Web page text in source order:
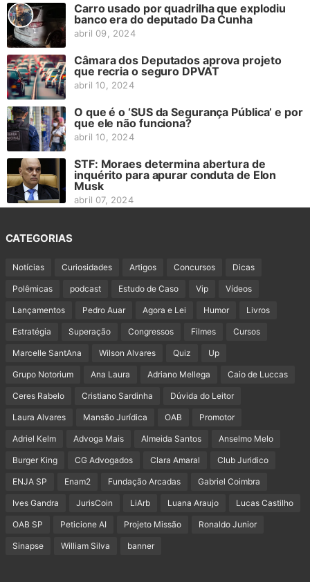
Carro usado por quadrilha que explodiu
banco era do deputado Da Cunha
abril 09, 2024
Câmara dos Deputados aprova projeto
que recria o seguro DPVAT
abril 10, 2024
O que é o ‘SUS da Segurança Pública’ e por
que ele não funciona?
abril 10, 2024
STF: Moraes determina abertura de
inquérito para apurar conduta de Elon
Musk
abril 07, 2024
CATEGORIAS
Notícias Curiosidades Artigos Concursos Dicas
Polêmicas podcast Estudo de Caso Vip Vídeos
Lançamentos Pedro Auar Agora e Lei Humor Livros
Estratégia Superação Congressos Filmes Cursos
Marcelle SantAna Wilson Alvares Quiz Up
Grupo Notorium Ana Laura Adriano Mellega Caio de Luccas
Ceres Rabelo Cristiano Sardinha Dúvida do Leitor
Laura Alvares Mansão Jurídica OAB Promotor
Adriel Kelm Advoga Mais Almeida Santos Anselmo Melo
Burger King CG Advogados Clara Amaral Club Juridico
ENJA SP Enam2 Fundação Arcadas Gabriel Coimbra
Ives Gandra JurisCoin LiArb Luana Araujo Lucas Castilho
OAB SP Peticione AI Projeto Missão Ronaldo Junior
Sinapse William Silva banner